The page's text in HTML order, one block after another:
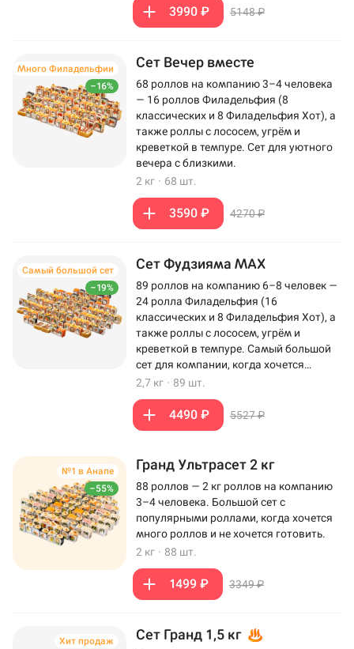
3990 ₽ 5148 ₽
–16%
Много Филадельфии Сет Вечер вместе
68 роллов на компанию 3–4 человека
— 16 роллов Филадельфия (8
классических и 8 Филадельфия Хот), а
также роллы с лососем, угрём и
креветкой в темпуре. Сет для уютного
вечера с близкими.
2 кг · 68 шт.
3590 ₽ 4270 ₽
–19%
Самый большой сет Сет Фудзияма MAX
89 роллов на компанию 6–8 человек —
24 ролла Филадельфия (16
классических и 8 Филадельфия Хот), а
также роллы с лососем, угрём и
креветкой в темпуре. Самый большой
сет для компании, когда хочется
максимум роллов на столе.
2,7 кг · 89 шт.
4490 ₽ 5527 ₽
–55%
№1 в Анапе Гранд Ультрасет 2 кг
88 роллов — 2 кг роллов на компанию
3–4 человека. Большой сет с
популярными роллами, когда хочется
много роллов и не хочется готовить.
2 кг · 88 шт.
1499 ₽ 3349 ₽
Хит продаж Сет Гранд 1,5 кг